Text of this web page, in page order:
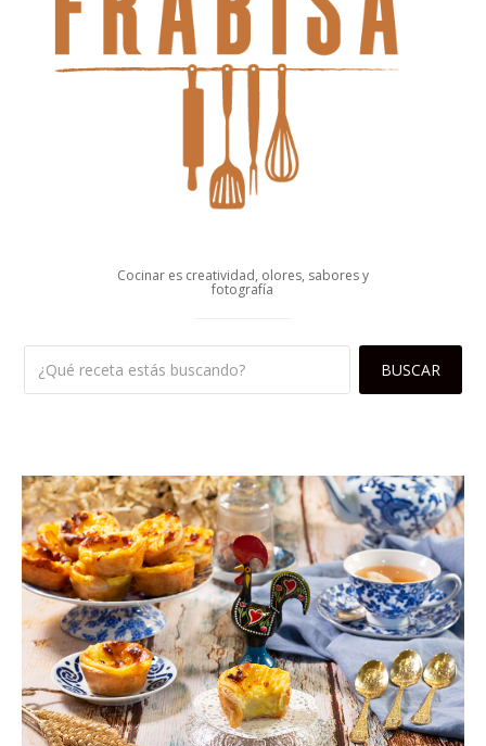
Cocinar es creatividad, olores, sabores y
fotografía